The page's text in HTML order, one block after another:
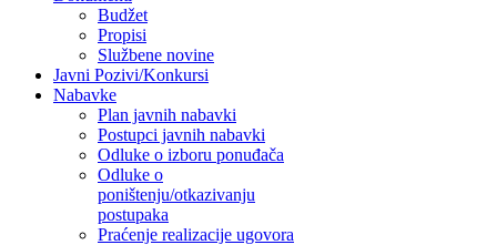
Budžet
Propisi
Službene novine
Javni Pozivi/Konkursi
Nabavke
Plan javnih nabavki
Postupci javnih nabavki
Odluke o izboru ponuđača
Odluke o
poništenju/otkazivanju
postupaka
Praćenje realizacije ugovora